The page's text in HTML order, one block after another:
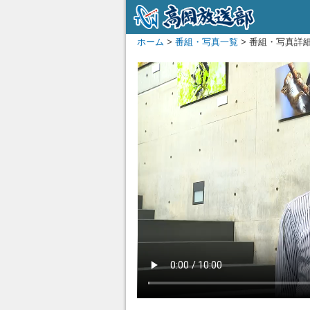
ホーム > 番組・写真一覧 > 番組・写真詳